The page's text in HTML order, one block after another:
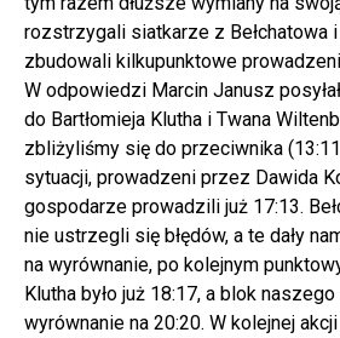
rozstrzygali siatkarze z Bełchatowa
zbudowali kilkupunktowe
W odpowiedzi Marcin Janusz
do Bartłomieja Klutha i Twana
zbliżyliśmy się do przeciwnika
sytuacji, prowadzeni przez Dawida
gospodarze prowadzili już 17:13.
nie ustrzegli się błędów, a te dały
na wyrównanie, po kolejnym
Klutha było już 18:17, a blok
wyrównanie na 20:20. W kolejnej